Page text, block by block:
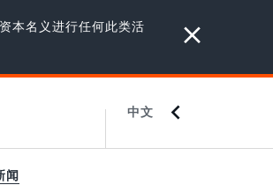
本名义进行任何此类活
中文 ENGLISH
JAPANESE
闻